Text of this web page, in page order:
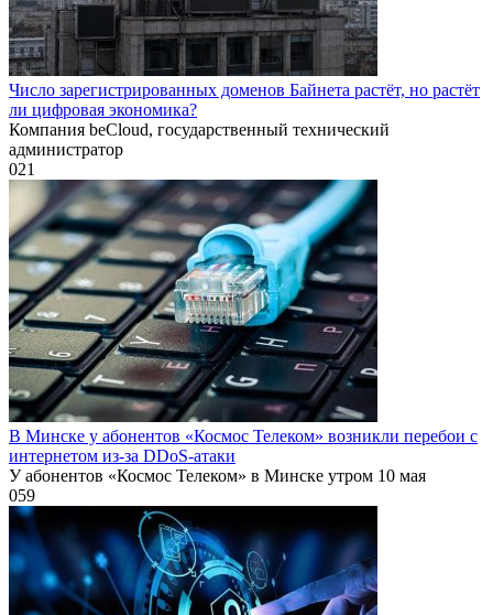
Число зарегистрированных доменов Байнета растёт, но растёт
ли цифровая экономика?
Компания beCloud, государственный технический
администратор
021
В Минске у абонентов «Космос Телеком» возникли перебои с
интернетом из-за DDoS-атаки
У абонентов «Космос Телеком» в Минске утром 10 мая
059